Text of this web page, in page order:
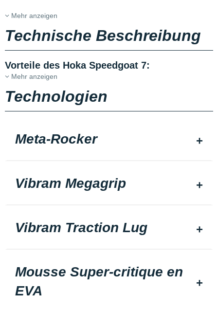
Mehr anzeigen
Technische Beschreibung
Vorteile des Hoka Speedgoat 7:
Mehr anzeigen
Technologien
Meta-Rocker
Vibram Megagrip
Vibram Traction Lug
Mousse Super-critique en
EVA